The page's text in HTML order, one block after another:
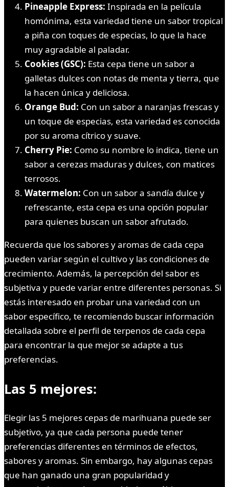
Pineapple Express: Inspirada en la película
homónima, esta variedad tiene un sabor tropical
a piña con toques de especias, lo que la hace
muy agradable al paladar.
Cookies (GSC): Esta cepa tiene un sabor a
galletas dulces con notas de menta y tierra, que
la hacen única y deliciosa.
Orange Bud: Con un sabor a naranjas frescas y
un toque de especias, esta variedad es conocida
por su aroma cítrico y suave.
Cherry Pie: Como su nombre lo indica, tiene un
sabor a cerezas maduras y dulces, con matices
terrosos.
Watermelon: Con un sabor a sandía dulce y
refrescante, esta cepa es una opción popular
para quienes buscan un sabor afrutado.
Recuerda que los sabores y aromas de cada cepa
pueden variar según el cultivo y las condiciones de
crecimiento. Además, la percepción del sabor es
subjetiva y puede variar entre diferentes personas. Si
estás interesado en probar una variedad con un
sabor específico, te recomiendo buscar información
detallada sobre el perfil de terpenos de cada cepa
para encontrar la que mejor se adapte a tus
preferencias.
Las 5 mejores:
Elegir las 5 mejores cepas de marihuana puede ser
subjetivo, ya que cada persona puede tener
preferencias diferentes en términos de efectos,
sabores y aromas. Sin embargo, hay algunas cepas
que han ganado una gran popularidad y